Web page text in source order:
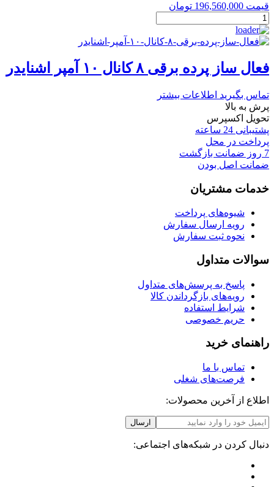
HDL
مدل
HDL-
MDH0620
قیمت 196,560,000 تومان
ماژول
سرور
ایریدیوم
تحت
KNX
HDL
مدل
HDL-
MSERVER/D.20
عدد
فعال ساز پرده برقی ۸ کانال ۱۰ آمپر اشنایدر
تماس بگیرید اطلاعات بیشتر
پرش به بالا
تحویل اکسپرس
پشتیبانی 24 ساعته
پرداخت در محل
7 روز ضمانت بازگشت
ضمانت اصل بودن
خدمات مشتریان
شیوه‌های پرداخت
رویه ارسال سفارش
نحوه ثبت سفارش
سوالات متداول
پاسخ به پرسش‌های متداول
رویه‌های بازگرداندن کالا
شرایط استفاده
حریم خصوصی
راهنمای خرید
تماس با ما
فرصت‌های شغلی
اطلاع از آخرین محصولات:
ارسال
دنبال کردن در شبکه‌های اجتماعی: